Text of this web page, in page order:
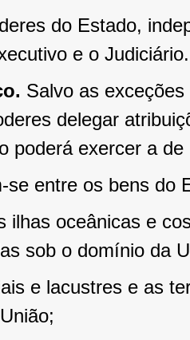
do Estado,
e o Judiciário.
Salvo as
delegar
poderá exercer a de
se entre os bens do
ilhas oceânicas e
sob o domínio da
e lacustres e as